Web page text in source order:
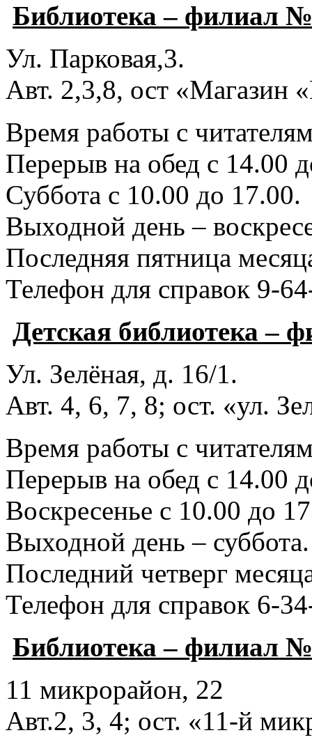
Библиотека – филиал
Ул. Парковая,3.
Авт. 2,3,8, ост «Магазин
Время работы с
Перерыв на обед с 14.00
Суббота с 10.00 до 17.00.
Выходной день –
Последняя пятница
Телефон для справок 9-
Детская библиотека –
Ул. Зелёная, д. 16/1.
Авт. 4, 6, 7, 8; ост. «ул.
Время работы с
Перерыв на обед с 14.00
Воскресенье с 10.00 до
Выходной день – суббота.
Последний четверг
Телефон для справок 6-
Библиотека – филиал
11 микрорайон, 22
Авт.2, 3, 4; ост. «11-й